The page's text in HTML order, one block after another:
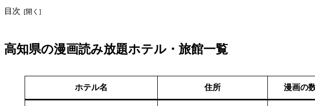
目次
高知県の漫画読み放題ホテル・旅館一覧
ホテル名 住所 漫画の